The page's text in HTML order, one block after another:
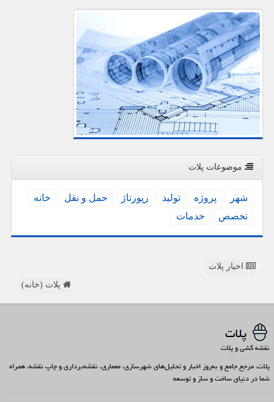
موضوعات پلات
شهر پروژه تولید رپورتاژ حمل و نقل
خانه
تخصص
خدمات
اخبار پلات
پلات (خانه)
پلات
نقشه کشی و پلات
پلات، مرجع جامع و به‌روز اخبار و تحلیل‌های شهرسازی، معماری، نقشه‌برداری و چاپ نقشه، همراه
شما در دنیای ساخت و ساز و توسعه